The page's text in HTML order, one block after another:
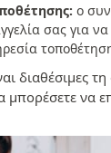
ο
σας για
διαθέσιμες
μπορέσετε να